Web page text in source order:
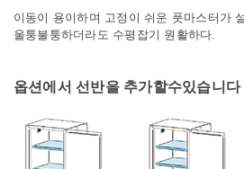
이동이 용이하며 고정이 쉬운 풋마스터가
울퉁불퉁하더라도 수평잡기 원활하다.
옵션에서 선반을 추가할수있습니다